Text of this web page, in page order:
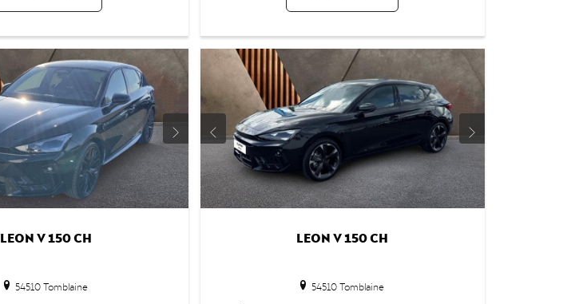
LEON V 150 CH
54510 Tomblaine
LEON V 150 CH
54510 Tomblaine